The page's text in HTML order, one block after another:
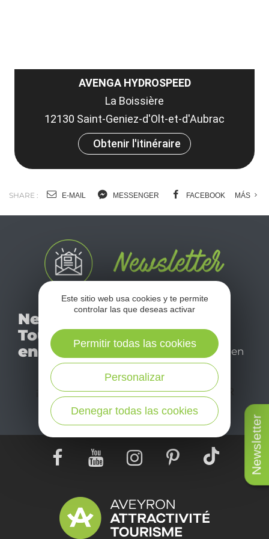
Newsletter
AVENGA HYDROSPEED
La Boissière
12130 Saint-Geniez-d'Olt-et-d'Aubrac
Obtenir l'itinéraire
SHARE : E-MAIL MESSENGER FACEBOOK MÁS
Newsletter
Tourismo
en Aveyron
No se pierda nuestro
déjese inspirar para
disfrutar de su estancia en
el Aveyron.
¡SUSCRÍBASE A NUESTRO NEWSLETTER
Este sitio web usa cookies y te permite
controlar las que deseas activar
Denegar todas las cookies
Personalizar
Permitir todas las cookies